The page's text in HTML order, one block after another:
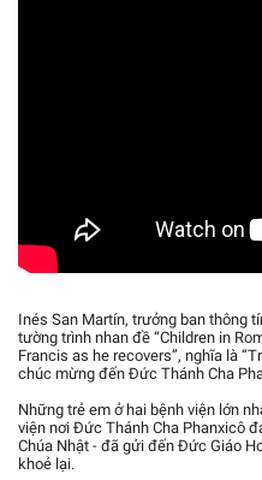
Inés San Martín, trưởng ban thông
tường trình nhan đề “Children in
Francis as he recovers”, nghĩa là
chúc mừng đến Đức Thánh Cha
Những trẻ em ở hai bệnh viện lớn
viện nơi Đức Thánh Cha Phanxicô
Chúa Nhật - đã gửi đến Đức Giáo
khoẻ lại.